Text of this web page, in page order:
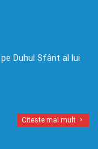
Duhul Sfânt al lui
Citeste mai mult